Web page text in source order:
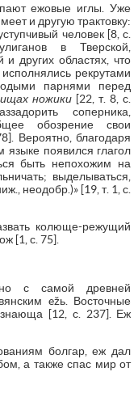
ежовые иглы. Уже
и другую трактовку:
человек [8, с.
в Тверской,
и других областях, что
рекрутами
парнями перед
ножики [22, т. 8, с.
соперника,
обозрение свои
Вероятно, благодаря
языке появился глагол
быть непохожим на
выделываться,
неодобр.)» [19, т. 1, с.
колюще-режущий
[1, с. 75].
с самой древней
ežь. Восточные
[12, с. 237]. Еж
болгар, еж дал
а также спас мир от